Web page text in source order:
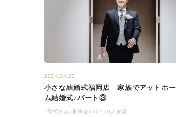
2024.04.22
小さな結婚式福岡店 家族でアットホー
ム結婚式♪パート③
#挙式のみ#食事会#10～30人未満